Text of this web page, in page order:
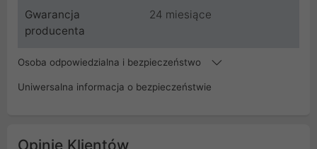
Gwarancja
producenta
24 miesiące
Osoba odpowiedzialna i bezpieczeństwo
Uniwersalna informacja o bezpieczeństwie
Opinie Klientów